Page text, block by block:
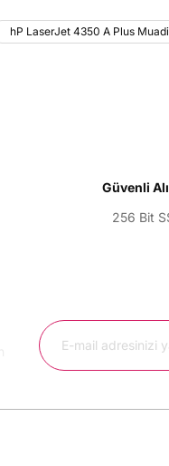
hP LaserJet 4350 A Plus
Güvenli
256 Bit